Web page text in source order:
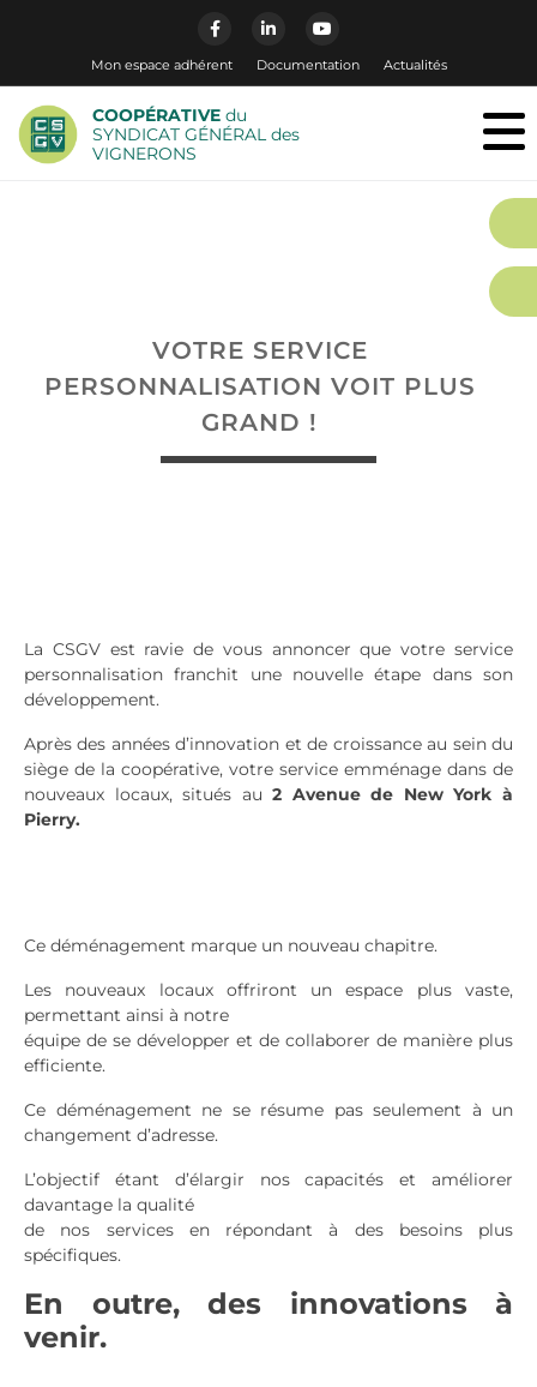
Mon espace adhérent Documentation Actualités
COOPÉRATIVE du
SYNDICAT GÉNÉRAL des
VIGNERONS
VOTRE SERVICE
PERSONNALISATION VOIT PLUS
GRAND !
La CSGV est ravie de vous annoncer que votre service
personnalisation franchit une nouvelle étape dans son
développement.
Après des années d’innovation et de croissance au sein du
siège de la coopérative, votre service emménage dans de
nouveaux locaux, situés au 2 Avenue de New York à
Pierry.
Ce déménagement marque un nouveau chapitre.
Les nouveaux locaux offriront un espace plus vaste,
permettant ainsi à notre
équipe de se développer et de collaborer de manière plus
efficiente.
Ce déménagement ne se résume pas seulement à un
changement d’adresse.
L’objectif étant d’élargir nos capacités et améliorer
davantage la qualité
de nos services en répondant à des besoins plus
spécifiques.
En outre, des innovations à
venir.